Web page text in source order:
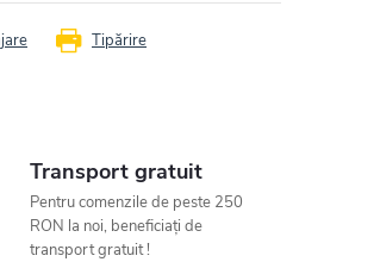
Tipărire
Transport gratuit
Pentru comenzile de peste 250
RON la noi, beneficiați de
transport gratuit !